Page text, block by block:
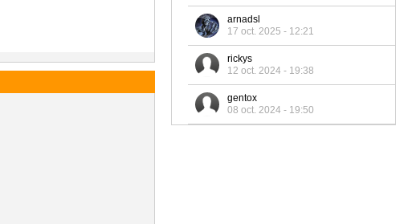
arnadsl
17 oct. 2025 - 12:21
rickys
12 oct. 2024 - 19:38
gentox
08 oct. 2024 - 19:50